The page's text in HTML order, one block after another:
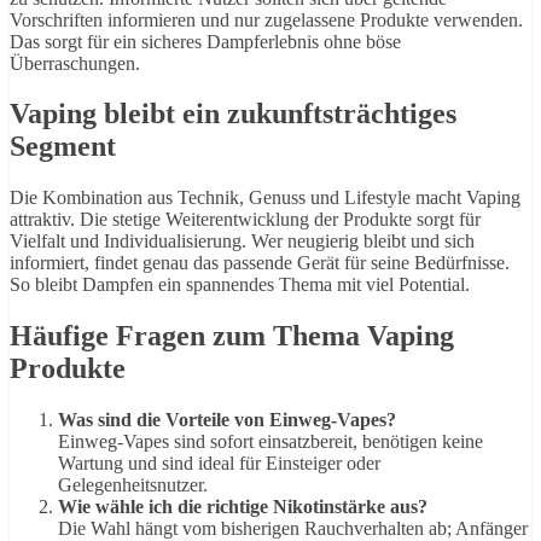
Vorschriften informieren und nur zugelassene Produkte verwenden.
Das sorgt für ein sicheres Dampferlebnis ohne böse
Überraschungen.
Vaping bleibt ein zukunftsträchtiges
Segment
Die Kombination aus Technik, Genuss und Lifestyle macht Vaping
attraktiv. Die stetige Weiterentwicklung der Produkte sorgt für
Vielfalt und Individualisierung. Wer neugierig bleibt und sich
informiert, findet genau das passende Gerät für seine Bedürfnisse.
So bleibt Dampfen ein spannendes Thema mit viel Potential.
Häufige Fragen zum Thema Vaping
Produkte
Was sind die Vorteile von Einweg-Vapes?
Einweg-Vapes sind sofort einsatzbereit, benötigen keine
Wartung und sind ideal für Einsteiger oder
Gelegenheitsnutzer.
Wie wähle ich die richtige Nikotinstärke aus?
Die Wahl hängt vom bisherigen Rauchverhalten ab; Anfänger